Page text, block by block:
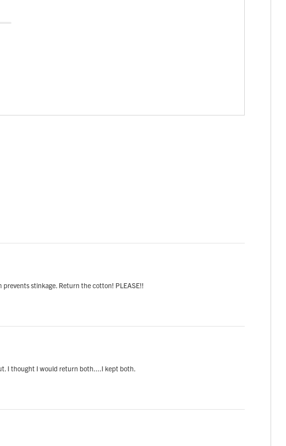
stinkage. Return the cotton! PLEASE!!
I thought I would return both....I kept both.